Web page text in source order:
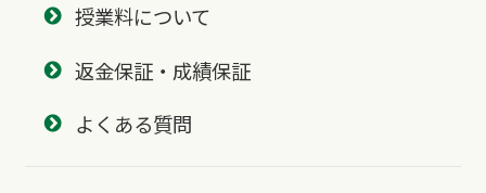
授業料について
返金保証・成績保証
よくある質問